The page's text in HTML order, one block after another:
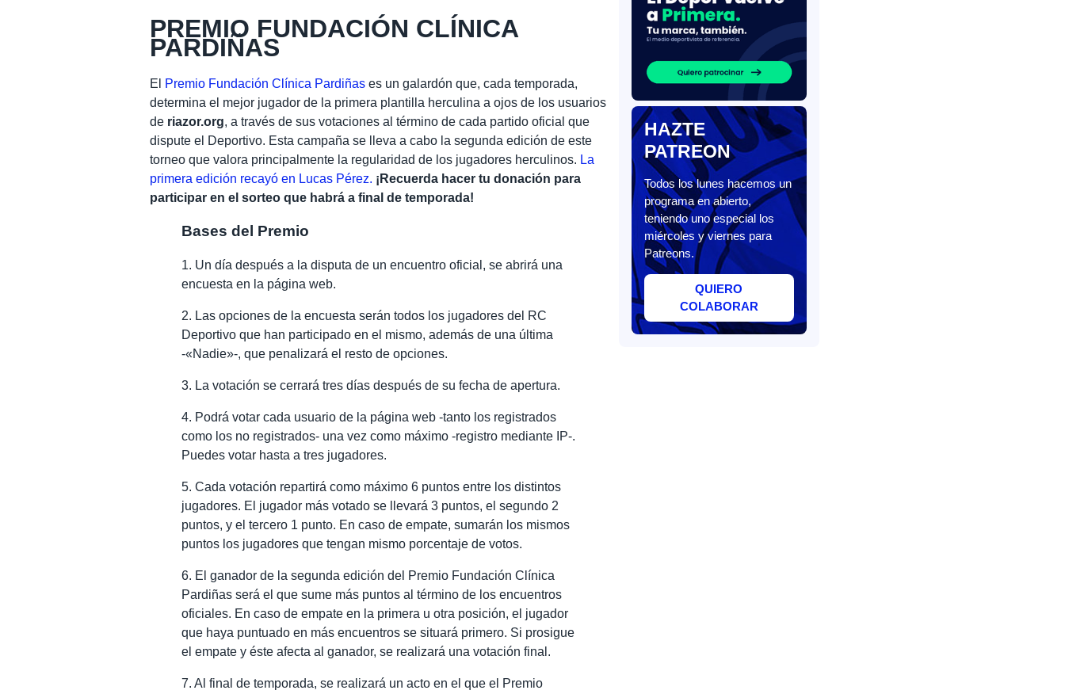
PREMIO FUNDACIÓN CLÍNICA
PARDIÑAS
El Premio Fundación Clínica Pardiñas es un galardón que, cada temporada,
determina el mejor jugador de la primera plantilla herculina a ojos de los usuarios
de riazor.org, a través de sus votaciones al término de cada partido oficial que
dispute el Deportivo. Esta campaña se lleva a cabo la segunda edición de este
torneo que valora principalmente la regularidad de los jugadores herculinos. La
primera edición recayó en Lucas Pérez. ¡Recuerda hacer tu donación para
participar en el sorteo que habrá a final de temporada!
Bases del Premio
1. Un día después a la disputa de un encuentro oficial, se abrirá una
encuesta en la página web.
2. Las opciones de la encuesta serán todos los jugadores del RC
Deportivo que han participado en el mismo, además de una última
-«Nadie»-, que penalizará el resto de opciones.
3. La votación se cerrará tres días después de su fecha de apertura.
4. Podrá votar cada usuario de la página web -tanto los registrados
como los no registrados- una vez como máximo -registro mediante IP-.
Puedes votar hasta a tres jugadores.
5. Cada votación repartirá como máximo 6 puntos entre los distintos
jugadores. El jugador más votado se llevará 3 puntos, el segundo 2
puntos, y el tercero 1 punto. En caso de empate, sumarán los mismos
puntos los jugadores que tengan mismo porcentaje de votos.
6. El ganador de la segunda edición del Premio Fundación Clínica
Pardiñas será el que sume más puntos al término de los encuentros
oficiales. En caso de empate en la primera u otra posición, el jugador
que haya puntuado en más encuentros se situará primero. Si prosigue
el empate y éste afecta al ganador, se realizará una votación final.
7. Al final de temporada, se realizará un acto en el que el Premio
HAZTE
PATREON
Todos los lunes hacemos un
programa en abierto,
teniendo uno especial los
miércoles y viernes para
Patreons.
QUIERO
COLABORAR